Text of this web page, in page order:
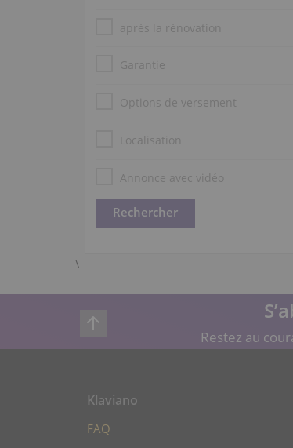
après la rénovation
Garantie
Options de versement
Localisation
Annonce avec vidéo
\
Restez au
Klaviano
FAQ